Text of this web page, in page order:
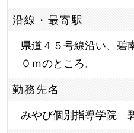
沿線・最寄駅
県道４５号線沿い、碧
０ｍのところ。
勤務先名
みやび個別指導学院